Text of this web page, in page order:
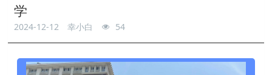
学
2024-12-12 幸小白 54